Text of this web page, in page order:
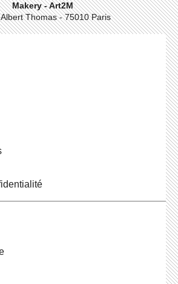
Makery - Art2M
Thomas - 75010 Paris